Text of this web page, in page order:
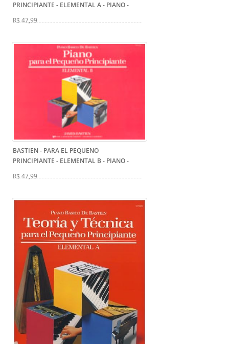
PRINCIPIANTE - ELEMENTAL A - PIANO-
R$ 47,99
BASTIEN - PARA EL PEQUENO
PRINCIPIANTE - ELEMENTAL B - PIANO-
R$ 47,99